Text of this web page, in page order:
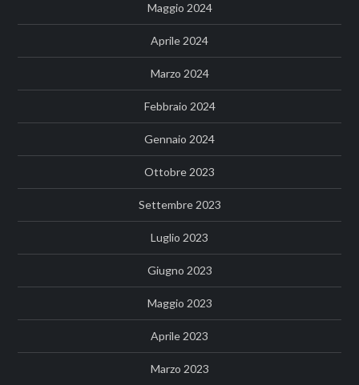
Maggio 2024
Aprile 2024
Marzo 2024
Febbraio 2024
Gennaio 2024
Ottobre 2023
Settembre 2023
Luglio 2023
Giugno 2023
Maggio 2023
Aprile 2023
Marzo 2023